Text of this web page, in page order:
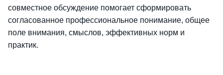
совместное обсуждение помогает сформировать
согласованное профессиональное понимание, общее
поле внимания, смыслов, эффективных норм и
практик.